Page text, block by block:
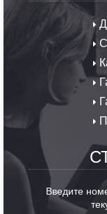
Введите